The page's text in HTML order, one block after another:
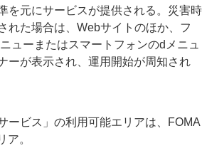
を元にサービスが提供される。災害時
れた場合は、Webサイトのほか、フ
ューまたはスマートフォンのdメニュ
ーが表示され、運用開始が周知され
ービス」の利用可能エリアは、FOMA
ア。